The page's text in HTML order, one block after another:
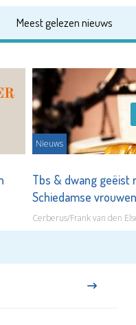
Meest gelezen nieuws
Tbs & dwang geëist
Schiedamse